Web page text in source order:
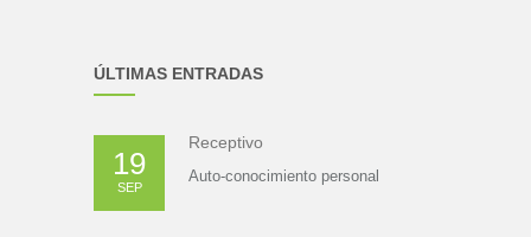
ÚLTIMAS ENTRADAS
19
SEP
Receptivo
Auto-conocimiento personal